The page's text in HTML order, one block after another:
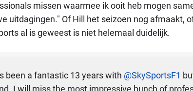
missen waarmee ik ooit heb mogen
uitdagingen." Of Hill het seizoen nog afmaakt,
al is geweest is niet helemaal duidelijk.
been a fantastic 13 years with @SkySportsF1
I will miss the most impressive bunch of